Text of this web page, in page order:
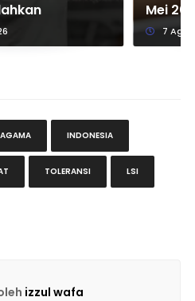
Mei
7
AGAMA INDONESIA
TOLERANSI LSI
izzul wafa